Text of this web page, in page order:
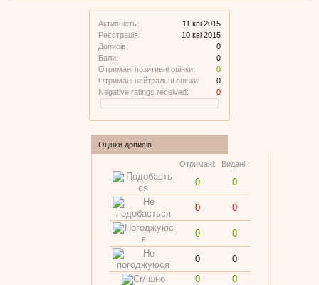
Активність:
11 кві 2015
Реєстрація:
10 кві 2015
Дописів:
0
Бали:
0
Отримані позитивні оцінки:
0
Отримані нейтральні оцінки:
0
Negative ratings received:
0
Оцінки дописів
Отримані: Видані:
0 0
0 0
0 0
0
0
0
0